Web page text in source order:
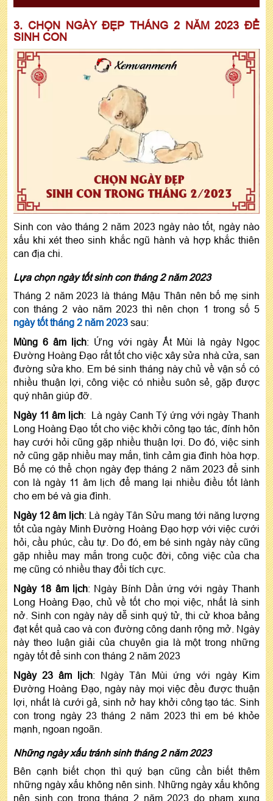
3. CHỌN NGÀY ĐẸP THÁNG 2 NĂM 2023 ĐỂ
SINH CON
Sinh con vào tháng 2 năm 2023 ngày nào tốt, ngày nào
xấu khi xét theo sinh khắc ngũ hành và hợp khắc thiên
can địa chi.
Lựa chọn ngày tốt sinh con tháng 2 năm 2023
Tháng 2 năm 2023 là tháng Mậu Thân nên bố mẹ sinh
con tháng 2 vào năm 2023 thì nên chọn 1 trong số 5
ngày tốt tháng 2 năm 2023 sau:
Mùng 6 âm lịch: Ứng với ngày Ất Mùi là ngày Ngọc
Đường Hoàng Đạo rất tốt cho việc xây sửa nhà cửa, san
đường sửa kho. Em bé sinh tháng này chủ về vận số có
nhiều thuận lợi, công việc có nhiều suôn sẻ, gặp được
quý nhân giúp đỡ.
Ngày 11 âm lịch: Là ngày Canh Tý ứng với ngày Thanh
Long Hoàng Đạo tốt cho việc khởi công tạo tác, đính hôn
hay cưới hỏi cũng gặp nhiều thuận lợi. Do đó, việc sinh
nở cũng gặp nhiều may mắn, tình cảm gia đình hòa hợp.
Bố mẹ có thể chọn ngày đẹp tháng 2 năm 2023 để sinh
con là ngày 11 âm lịch để mang lại nhiều điều tốt lành
cho em bé và gia đình.
Ngày 12 âm lịch: Là ngày Tân Sửu mang tới năng lượng
tốt của ngày Minh Đường Hoàng Đạo hợp với việc cưới
hỏi, cầu phúc, cầu tự. Do đó, em bé sinh ngày này cũng
gặp nhiều may mắn trong cuộc đời, công việc của cha
mẹ cũng có nhiều thay đổi tích cực.
Ngày 18 âm lịch: Ngày Bính Dần ứng với ngày Thanh
Long Hoàng Đạo, chủ về tốt cho mọi việc, nhất là sinh
nở. Sinh con ngày này dễ sinh quý tử, thi cử khoa bảng
đạt kết quả cao và con đường công danh rộng mở. Ngày
này theo luận giải của chuyên gia là một trong những
ngày tốt để sinh con tháng 2 năm 2023
Ngày 23 âm lịch: Ngày Tân Mùi ứng với ngày Kim
Đường Hoàng Đạo, ngày này mọi việc đều được thuận
lợi, nhất là cưới gả, sinh nở hay khởi công tạo tác. Sinh
con trong ngày 23 tháng 2 năm 2023 thì em bé khỏe
mạnh, ngoan ngoãn.
Những ngày xấu tránh sinh tháng 2 năm 2023
Bên cạnh biết chọn thì quý bạn cũng cần biết thêm
những ngày xấu không nên sinh. Những ngày xấu không
nên sinh con trong tháng 2 năm 2023 do phạm xung